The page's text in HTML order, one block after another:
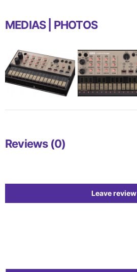
MEDIAS | PHOTOS
Reviews (0)
Leave review